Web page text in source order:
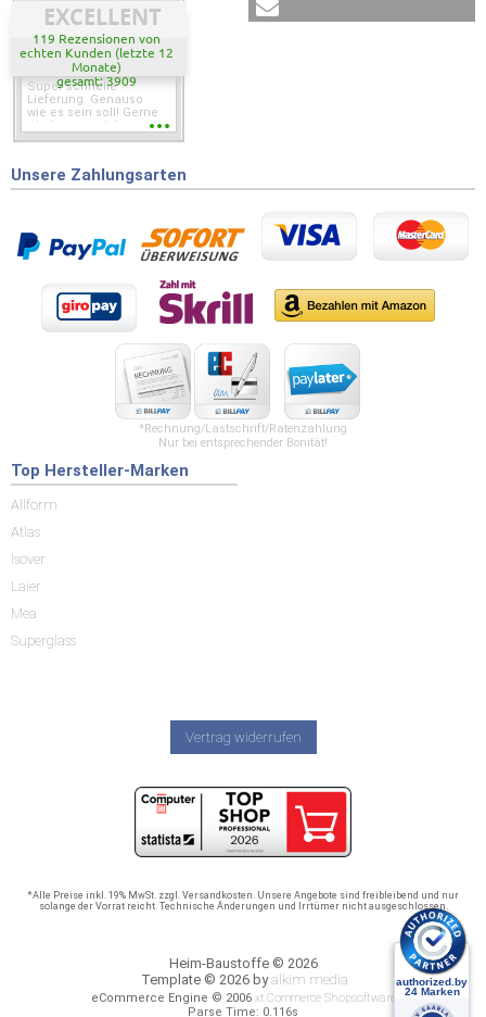
EXCELLENT
119 Rezensionen von
echten Kunden (letzte 12
Monate)
gesamt: 3909
Super schnelle
Lieferung. Genauso
wie es sein soll! Gerne
wieder wenn ich was
Unsere Zahlungsarten
*Rechnung/Lastschrift/Ratenzahlung
Nur bei entsprechender Bonität!
Top Hersteller-Marken
Allform
Atlas
Isover
Laier
Mea
Superglass
Vertrag widerrufen
*Alle Preise inkl. 19% MwSt. zzgl. Versandkosten. Unsere Angebote sind freibleibend und nur
solange der Vorrat reicht. Technische Änderungen und Irrtümer nicht ausgeschlossen.
Heim-Baustoffe © 2026
Template © 2026 byalkim media
eCommerce Engine © 2006 xt:Commerce Shopsoftware
Parse Time: 0.116s